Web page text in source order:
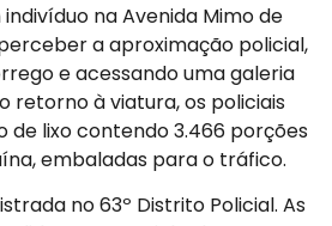
na Avenida Mimo de
a aproximação policial,
e acessando uma galeria
retorno à viatura, os policiais
de lixo contendo 3.466 porções
embaladas para o tráfico.
no 63º Distrito Policial. As